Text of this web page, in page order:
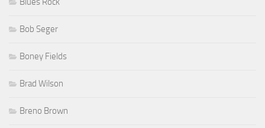
Bob Seger
Boney Fields
Brad Wilson
Breno Brown